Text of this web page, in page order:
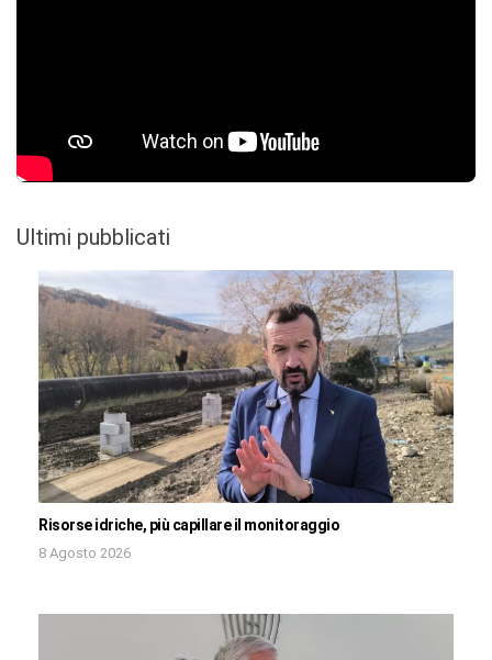
Ultimi pubblicati
Risorse idriche, più capillare il monitoraggio
8 Agosto 2026